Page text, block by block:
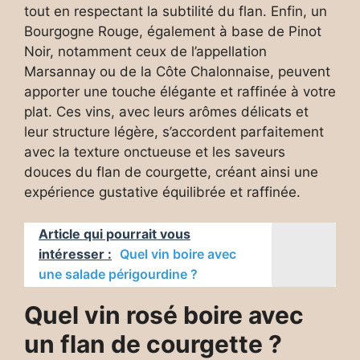
tout en respectant la subtilité du flan. Enfin, un
Bourgogne Rouge, également à base de Pinot
Noir, notamment ceux de l’appellation
Marsannay ou de la Côte Chalonnaise, peuvent
apporter une touche élégante et raffinée à votre
plat. Ces vins, avec leurs arômes délicats et
leur structure légère, s’accordent parfaitement
avec la texture onctueuse et les saveurs
douces du flan de courgette, créant ainsi une
expérience gustative équilibrée et raffinée.
Article qui pourrait vous
intéresser : Quel vin boire avec
une salade périgourdine ?
Quel vin rosé boire avec
un flan de courgette ?